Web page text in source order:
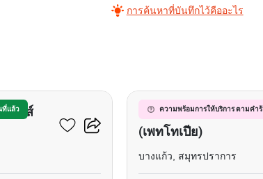
การค้นหาที่บันทึกไว้คืออะไร
ที่แล้ว
เทียส์
ความพร้อมการให้บริการ ตามคำ
วิสซ์ดอม เดอะ ฟอเรสเ
(เพทโทเปีย)
บางแก้ว, สมุทรปราการ